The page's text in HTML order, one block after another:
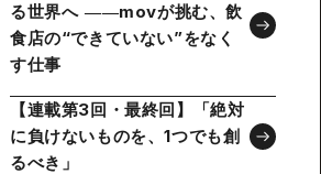
る世界へ ――movが挑む、飲
食店の“できていない”をなく
す仕事
【連載第3回・最終回】「絶対
に負けないものを、1つでも創
るべき」